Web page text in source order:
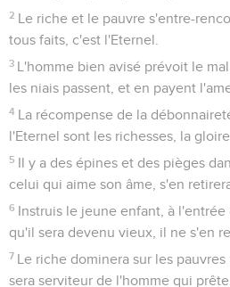
2 Le riche et le pauvre s'entre-
tous faits, c'est l'Eternel.
3 L'homme bien avisé prévoit le
les niais passent, et en payent
4 La récompense de la
l'Eternel sont les richesses, la
5 Il y a des épines et des pièges
celui qui aime son âme, s'en
6 Instruis le jeune enfant, à l'entrée
qu'il sera devenu vieux, il ne s'en
7 Le riche dominera sur les
sera serviteur de l'homme qui prête.